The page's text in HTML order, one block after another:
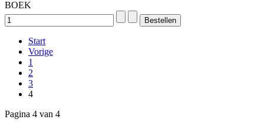
BOEK
Start
Vorige
1
2
3
4
Pagina 4 van 4